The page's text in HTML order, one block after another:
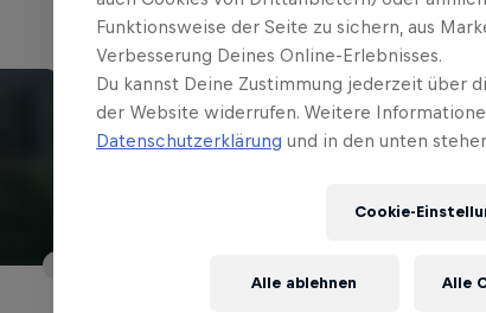
Funktionsweise der Seite zu sichern, aus
Verbesserung Deines Online-Erlebnisses.
Du kannst Deine Zustimmung jederzeit über
der Website widerrufen. Weitere
Datenschutzerklärung und in den unten
Cookie-
Alle ablehnen Alle